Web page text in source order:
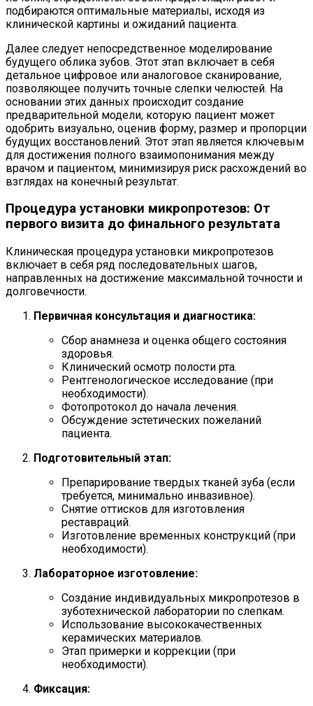
подбираются оптимальные материалы, исходя из
клинической картины и ожиданий пациента.
Далее следует непосредственное моделирование
будущего облика зубов. Этот этап включает в себя
детальное цифровое или аналоговое сканирование,
позволяющее получить точные слепки челюстей. На
основании этих данных происходит создание
предварительной модели, которую пациент может
одобрить визуально, оценив форму, размер и пропорции
будущих восстановлений. Этот этап является ключевым
для достижения полного взаимопонимания между
врачом и пациентом, минимизируя риск расхождений во
взглядах на конечный результат.
Процедура установки микропротезов: От
первого визита до финального результата
Клиническая процедура установки микропротезов
включает в себя ряд последовательных шагов,
направленных на достижение максимальной точности и
долговечности.
Первичная консультация и диагностика:
Сбор анамнеза и оценка общего состояния
здоровья.
Клинический осмотр полости рта.
Рентгенологическое исследование (при
необходимости).
Фотопротокол до начала лечения.
Обсуждение эстетических пожеланий
пациента.
Подготовительный этап:
Препарирование твердых тканей зуба (если
требуется, минимально инвазивное).
Снятие оттисков для изготовления
реставраций.
Изготовление временных конструкций (при
необходимости).
Лабораторное изготовление:
Создание индивидуальных микропротезов в
зуботехнической лаборатории по слепкам.
Использование высококачественных
керамических материалов.
Этап примерки и коррекции (при
необходимости).
Фиксация: